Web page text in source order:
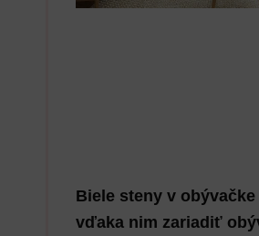
Biele steny v
vďaka nim zariadiť